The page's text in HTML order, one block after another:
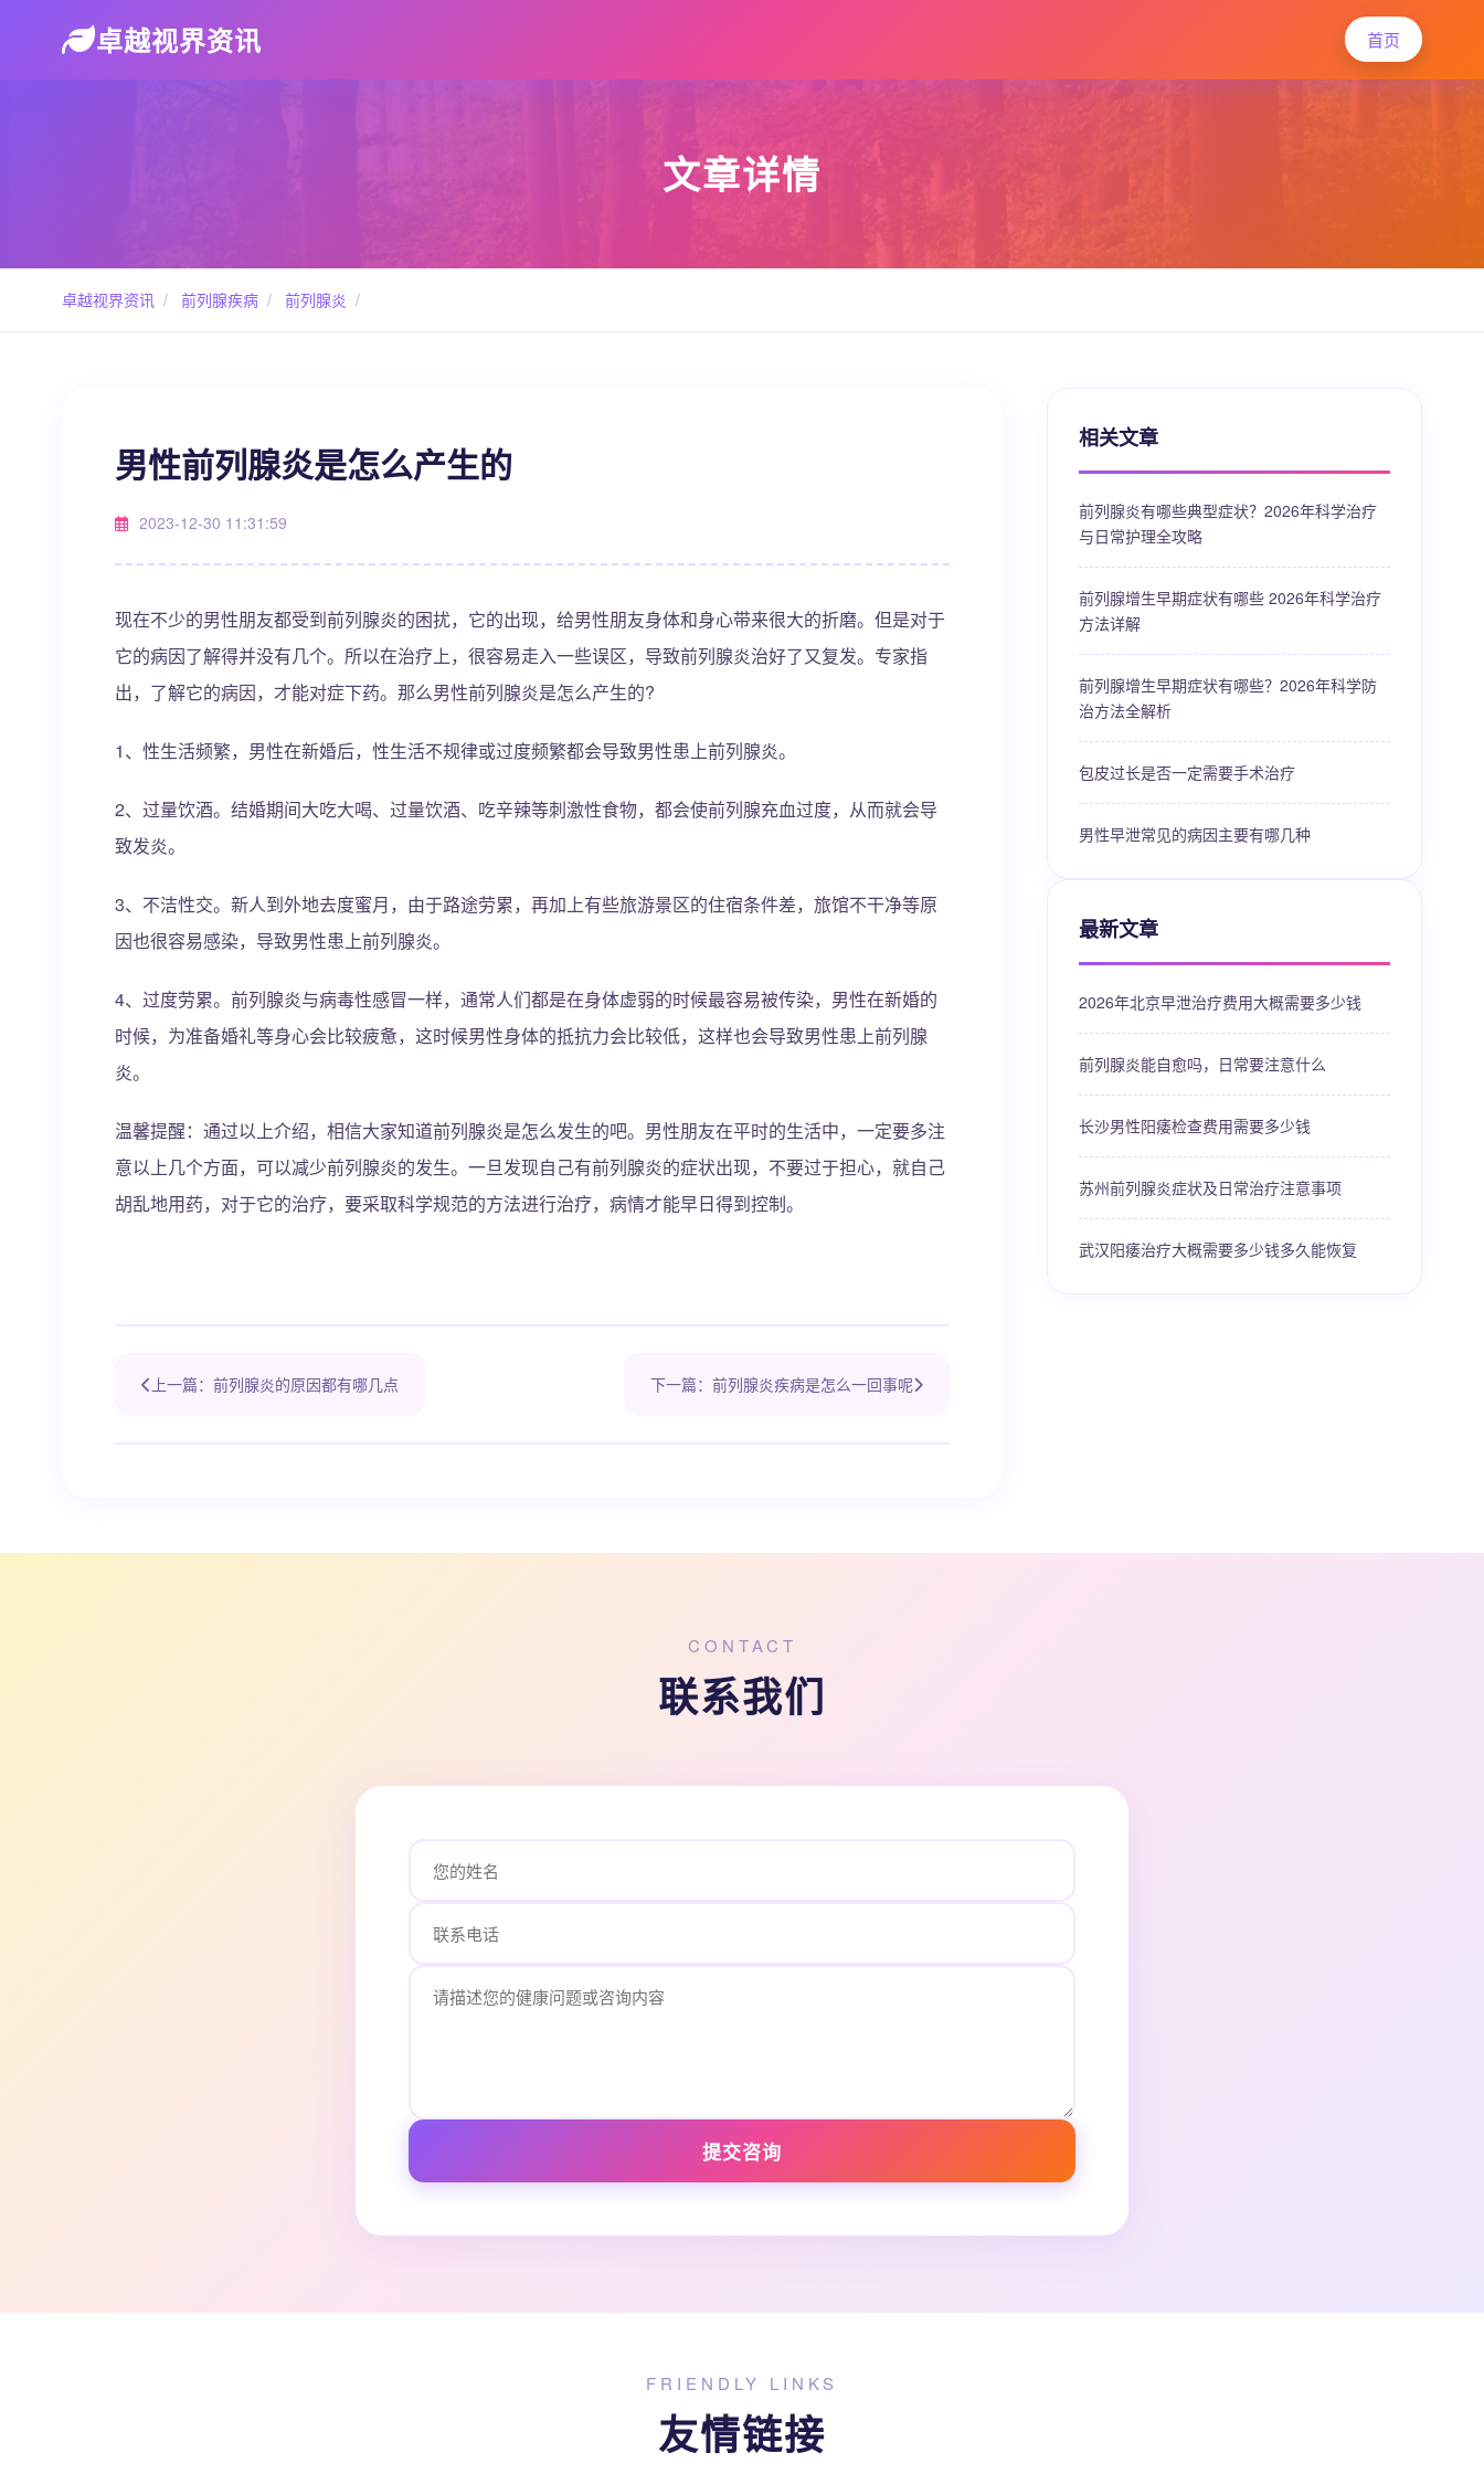
卓越视界资讯 首页
文章详情
卓越视界资讯 / 前列腺疾病 / 前列腺炎 /
男性前列腺炎是怎么产生的
2023-12-30 11:31:59
现在不少的男性朋友都受到前列腺炎的困扰，它的出现，给男性朋友身体和身心带来很大的折磨。但是对于
它的病因了解得并没有几个。所以在治疗上，很容易走入一些误区，导致前列腺炎治好了又复发。专家指
出，了解它的病因，才能对症下药。那么男性前列腺炎是怎么产生的?
1、性生活频繁，男性在新婚后，性生活不规律或过度频繁都会导致男性患上前列腺炎。
2、过量饮酒。结婚期间大吃大喝、过量饮酒、吃辛辣等刺激性食物，都会使前列腺充血过度，从而就会导
致发炎。
3、不洁性交。新人到外地去度蜜月，由于路途劳累，再加上有些旅游景区的住宿条件差，旅馆不干净等原
因也很容易感染，导致男性患上前列腺炎。
4、过度劳累。前列腺炎与病毒性感冒一样，通常人们都是在身体虚弱的时候最容易被传染，男性在新婚的
时候，为准备婚礼等身心会比较疲惫，这时候男性身体的抵抗力会比较低，这样也会导致男性患上前列腺
炎。
温馨提醒：通过以上介绍，相信大家知道前列腺炎是怎么发生的吧。男性朋友在平时的生活中，一定要多注
意以上几个方面，可以减少前列腺炎的发生。一旦发现自己有前列腺炎的症状出现，不要过于担心，就自己
胡乱地用药，对于它的治疗，要采取科学规范的方法进行治疗，病情才能早日得到控制。
上一篇：前列腺炎的原因都有哪几点 下一篇：前列腺炎疾病是怎么一回事呢
相关文章
前列腺炎有哪些典型症状？2026年科学治疗
与日常护理全攻略
前列腺增生早期症状有哪些 2026年科学治疗
方法详解
前列腺增生早期症状有哪些？2026年科学防
治方法全解析
包皮过长是否一定需要手术治疗
男性早泄常见的病因主要有哪几种
最新文章
2026年北京早泄治疗费用大概需要多少钱
前列腺炎能自愈吗，日常要注意什么
长沙男性阳痿检查费用需要多少钱
苏州前列腺炎症状及日常治疗注意事项
武汉阳痿治疗大概需要多少钱多久能恢复
CONTACT
联系我们
提交咨询
FRIENDLY LINKS
友情链接